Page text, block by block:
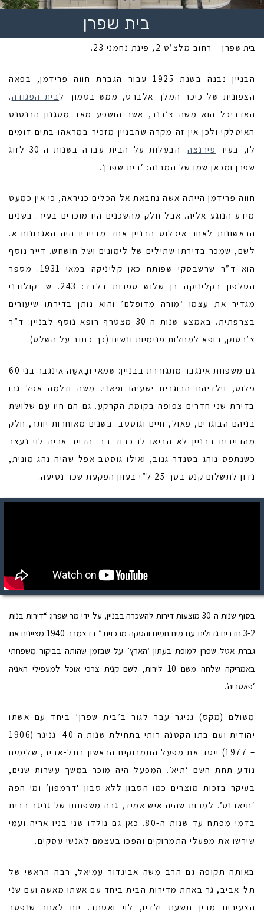
בית שפרן
בית שפרן – רחוב מלצ’ט 2, פינת נחמני 23.
הבניין נבנה בשנת 1925 עבור הגברת חווה פרידמן, בפאה
הצפונית של כיכר המלך אלברט, ממש בסמוך לבית הפגודה.
האדריכל הוא משה צ’רנר, אשר הושפע מאד מסגנון הרנסנס
האיטלקי ולכן אין זה מקרה שהבניין מזכיר במראהו בתים דומים
לו, בעיר פירנצה
. הבעלות על הבית עברה בשנות ה-30 לזוג
שפרן ומכאן שמו של המבנה: ‘בית שפרן’.
חווה פרידמן הייתה אשה נחבאת אל הכלים כניראה, כי אין כמעט
מידע הנוגע אליה. אבל חלק מהשכנים היו מוכרים בעיר. בשנים
הראשונות לאחר איכלוס הבניין אחד מדייריו היה האגרונום א.
לשם, שמכר בדירתו שתילים של לימונים ושל חושחש. דייר נוסף
הוא ד”ר שרשבסקי שפותח כאן קליניקה במאי 1931. מספר
הטלפון בקליניקה בן שלוש ספרות בלבד: 243. ש. קולודני
מגדיר את עצמו ‘מורה מדופלם’ והוא נותן בדירתו שיעורים
בצרפתית. באמצע שנות ה-30 מצטרף רופא נוסף לבניין: ד”ר
צ’רטוק, רופא למחלות פנימיות ונשים (כך כתוב על השלט).
גם משפחת אינגבר מתגוררת בבניין: שמאי ובָּאשָה אינגבר בני 60
פלוס, וילדיהם הבוגרים ישעיהו ופאני. משה וזלמה אפל גרו
בדירת שני חדרים צפופה בקומת הקרקע. גם הם חיו עם שלושת
בניהם הבוגרים, פאול, חיים וגוסטב. בשנים מאוחרות יותר, חלק
מהדיירים בבניין לא הביאו לו כבוד רב. הדייר אריה לוי נעצר
כשנתפס נוהג בטנדר גנוב, ואילו גוסטב אפל שהיה נהג מונית,
נדון לתשלום קנס בסך 25 ל”י בעוון הפקעת שכר נסיעה.
בסוף שנות ה-30 מוצעות דירות להשכרה בבניין, על-ידי מר שפרן: “דירות בנות
3-2 חדרים גדולים עם מים חמים והסקה מרכזית.” בדצמבר 1940 מציינים את
גברת אטל שפרן למופת בעתון ‘הארץ’ על שבזמן שהותה בביקור משפחתי
באמריקה שלחה משם 10 לירות, לשם קנית צרכי אוכל למעפילי האניה
‘פאטריה’.
משולם (מקס) גניגר עבר לגור ב’בית שפרן’ ביחד עם אשתו
יהודית ועם בתו הקטנה רותי בתחילת שנות ה-40. גניגר (1906
– 1977) ייסד את מפעל התמרוקים הראשון בתל-אביב, שלימים
נודע תחת השם ‘תיא’. המפעל היה מוכר במשך עשרות שנים,
בעיקר בזכות מוצרים כמו הסבון-ללא-סבון ‘דרמפון’ ומי הפה
‘תיאדנט’. למרות שהיה איש אמיד, גרה משפחתו של גניגר בבית
בדמי מפתח עד שנות ה-80. כאן גם נולדו שני בניו אריה ועמי
שירשו את מפעלי התמרוקים והפכו בעצמם לאנשי עסקים.
באותה תקופה גם הרב משה אביגדור עמיאל, רבה הראשי של
תל-אביב, גר באחת מדירות הבית ביחד עם אשתו מאשה ועם שני
הצעירים מבין תשעת ילדיו, לוי ואסתר. יום לאחר שנפטר